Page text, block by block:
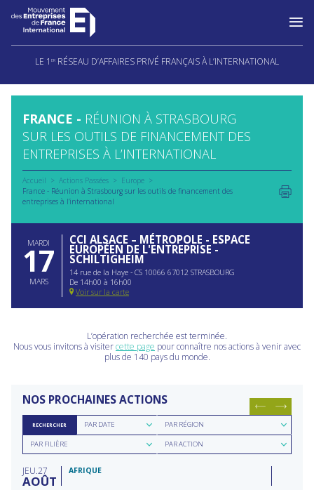
Aller
LE 1 ER RÉSEAU D’AFFAIRES PRIVÉ FRANÇAIS À L’INTERNATIONAL
FRANCE - RÉUNION À STRASBOURG
SUR LES OUTILS DE FINANCEMENT DES
ENTREPRISES À L’INTERNATIONAL
Accueil Actions Passées
Europe
France - Réunion à Strasbourg sur les outils de financement des
entreprises à l’international
MARDI
17
MARS
CCI ALSACE – MÉTROPOLE - ESPACE
EUROPÉEN DE L'ENTREPRISE -
SCHILTIGHEIM
14 rue de la Haye - CS 10066 67012 STRASBOURG
De 14h00 à 16h00
Voir sur la carte
L’opération recherchée est terminée.
Nous vous invitons à visitercette page pour connaître nos actions à venir avec
plus de 140 pays du monde.
NOS PROCHAINES ACTIONS
RECHERCHER
Rechercher
parPAR DATE
Rechercher
par
région
PAR RÉGION
Rechercher
parPAR FILIÈRE
Rechercher
parPAR ACTION
JEU 27
AOÛT
AFRIQUE